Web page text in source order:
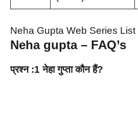
Neha Gupta Web Series List
Neha gupta – FAQ’s
प्रश्न :1 नेहा गुप्ता कौन हैं?